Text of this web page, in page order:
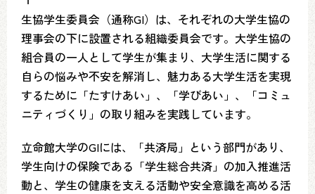
生協学生委員会（通称GI）は、それぞれの大学生協の
理事会の下に設置される組織委員会です。大学生協の
組合員の一人として学生が集まり、大学生活に関する
自らの悩みや不安を解消し、魅力ある大学生活を実現
するために「たすけあい」、「学びあい」、「コミュ
ニティづくり」の取り組みを実践しています。
立命館大学のGIには、「共済局」という部門があり、
学生向けの保険である「学生総合共済」の加入推進活
動と、学生の健康を支える活動や安全意識を高める活